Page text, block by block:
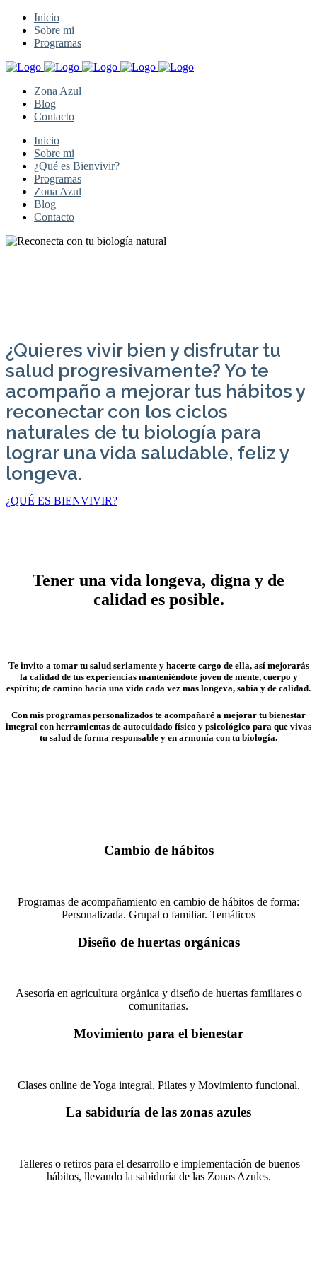
Inicio
Sobre mi
Programas
Zona Azul
Blog
Contacto
Inicio
Sobre mi
¿Qué es Bienvivir?
Programas
Zona Azul
Blog
Contacto
¿Quieres vivir bien y disfrutar tu
salud progresivamente? Yo te
acompaño a mejorar tus hábitos y
reconectar con los ciclos
naturales de tu biología para
lograr una vida saludable, feliz y
longeva.
¿QUÉ ES BIENVIVIR?
Tener una vida longeva, digna y de
calidad es posible.
Te invito a tomar tu salud seriamente y hacerte cargo de ella, así mejorarás
la calidad de tus experiencias manteniéndote joven de mente, cuerpo y
espíritu; de camino hacia una vida cada vez mas longeva, sabia y de calidad.
Con mis programas personalizados te acompañaré a mejorar tu bienestar
integral con herramientas de autocuidado físico y psicológico para que vivas
tu salud de forma responsable y en armonía con tu biología.
Cambio de hábitos
Programas de acompañamiento en cambio de hábitos de forma:
Personalizada. Grupal o familiar. Temáticos
Diseño de huertas orgánicas
Asesoría en agricultura orgánica y diseño de huertas familiares o
comunitarias.
Movimiento para el bienestar
Clases online de Yoga integral, Pilates y Movimiento funcional.
La sabiduría de las zonas azules
Talleres o retiros para el desarrollo e implementación de buenos
hábitos, llevando la sabiduría de las Zonas Azules.